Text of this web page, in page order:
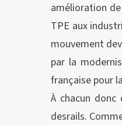
amélioration
TPE aux
mouvement
par la
française pour
À chacun
desrails.